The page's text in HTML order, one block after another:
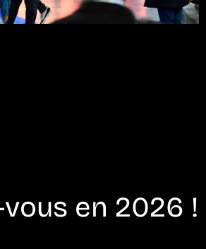
en 2026 !